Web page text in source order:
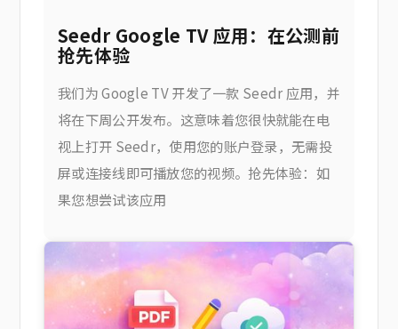
Seedr Google TV 应用：在公测前
抢先体验
我们为 Google TV 开发了一款 Seedr 应用，并
将在下周公开发布。这意味着您很快就能在电
视上打开 Seedr，使用您的账户登录，无需投
屏或连接线即可播放您的视频。抢先体验：如
果您想尝试该应用